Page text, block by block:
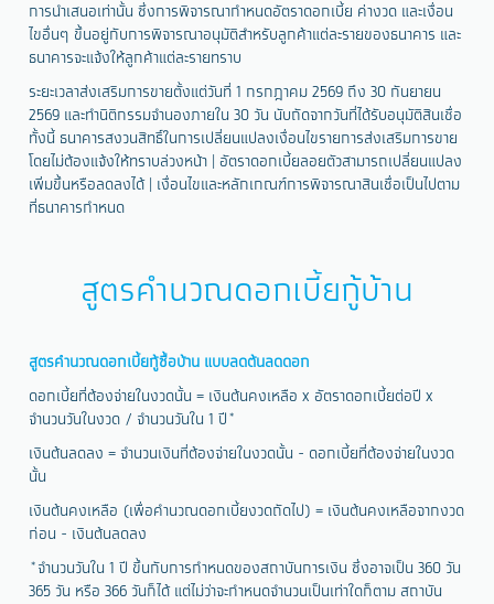
การนำเสนอเท่านั้น ซึ่งการพิจารณากำหนดอัตราดอกเบี้ย ค่างวด และเงื่อน
ไขอื่นๆ ขึ้นอยู่กับการพิจารณาอนุมัติสำหรับลูกค้าแต่ละรายของธนาคาร และ
ธนาคารจะแจ้งให้ลูกค้าแต่ละรายทราบ
ระยะเวลาส่งเสริมการขายตั้งแต่วันที่ 1 กรกฎาคม 2569 ถึง 30 กันยายน
2569 และทำนิติกรรมจำนองภายใน 30 วัน นับถัดจากวันที่ได้รับอนุมัติสินเชื่อ
ทั้งนี้ ธนาคารสงวนสิทธิ์ในการเปลี่ยนแปลงเงื่อนไขรายการส่งเสริมการขาย
โดยไม่ต้องแจ้งให้ทราบล่วงหน้า | อัตราดอกเบี้ยลอยตัวสามารถเปลี่ยนแปลง
เพิ่มขึ้นหรือลดลงได้ | เงื่อนไขและหลักเกณฑ์การพิจารณาสินเชื่อเป็นไปตาม
ที่ธนาคารกำหนด
สูตรคำนวณดอกเบี้ยกู้บ้าน
สูตรคำนวณดอกเบี้ยกู้ซื้อบ้าน แบบลดต้นลดดอก
ดอกเบี้ยที่ต้องจ่ายในงวดนั้น = เงินต้นคงเหลือ x อัตราดอกเบี้ยต่อปี x
จำนวนวันในงวด / จำนวนวันใน 1 ปี*
เงินต้นลดลง = จำนวนเงินที่ต้องจ่ายในงวดนั้น - ดอกเบี้ยที่ต้องจ่ายในงวด
นั้น
เงินต้นคงเหลือ (เพื่อคำนวณดอกเบี้ยงวดถัดไป) = เงินต้นคงเหลือจากงวด
ก่อน - เงินต้นลดลง
*จำนวนวันใน 1 ปี ขึ้นกับการกำหนดของสถาบันการเงิน ซึ่งอาจเป็น 360 วัน
365 วัน หรือ 366 วันก็ได้ แต่ไม่ว่าจะกำหนดจำนวนเป็นเท่าใดก็ตาม สถาบัน